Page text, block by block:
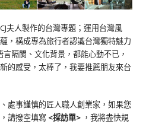
夫人製作的台灣專題；運用台灣風
，構成專為旅行者認識台灣獨特魅力
言隔閡、文化背景，都能心動不已，
的感受，太棒了，我要推薦朋友來台
處事謹慎的匠人職人創業家，如果您
請撥空填寫 <採訪單> ，我將盡快規